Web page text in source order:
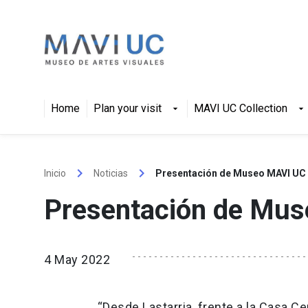
Home Plan your visit arrow_drop_down MAVI UC Collection arrow_drop_down
Inicio keyboard_arrow_right Noticias keyboard_arrow_right Presentación de Museo MAVI UC
Presentación de
4 May 2022